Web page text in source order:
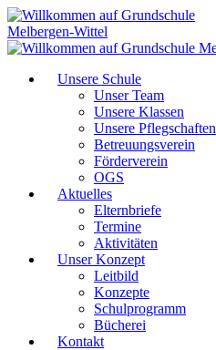
Unsere Schule
Unser Team
Unsere Klassen
Unsere Pflegschaften
Betreuungsverein
Förderverein
OGS
Aktuelles
Elternbriefe
Termine
Aktivitäten
Unser Konzept
Leitbild
Konzepte
Schulprogramm
Bücherei
Kontakt